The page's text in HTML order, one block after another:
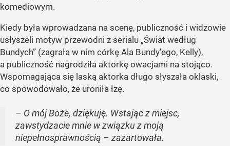
komediowym.
Kiedy była wprowadzana na scenę, publiczność i widzowie
usłyszeli motyw przewodni z serialu „Świat według
Bundych” (zagrała w nim córkę Ala Bundy'ego, Kelly),
a publiczność nagrodziła aktorkę owacjami na stojąco.
Wspomagająca się laską aktorka długo słyszała oklaski,
co spowodowało, że uroniła łzę.
– O mój Boże, dziękuję. Wstając z miejsc,
zawstydzacie mnie w związku z moją
niepełnosprawnością – zażartowała.